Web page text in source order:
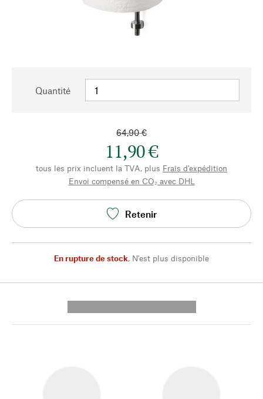
Quantité
64,90 €
11,90 €
tous les prix incluent la TVA, plus Frais d'expédition
Envoi compensé en CO₂ avec DHL
Retenir
En rupture de stock, N'est plus disponible